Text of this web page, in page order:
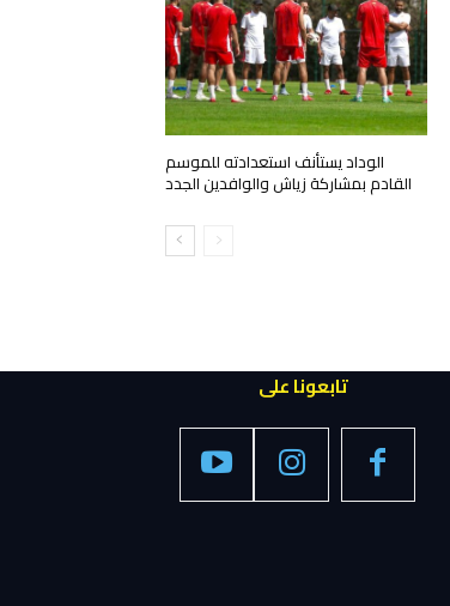
الوداد يستأنف استعدادته للموسم
القادم بمشاركة زياش والوافدين الجدد
تابعونا على